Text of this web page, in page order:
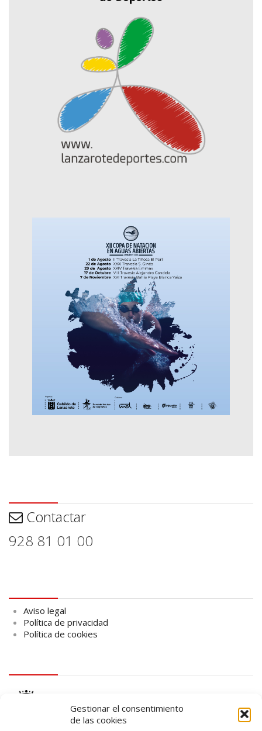
Gestionar el consentimiento
de las cookies
Contactar
928 81 01 00
Aviso legal
Política de privacidad
Política de cookies